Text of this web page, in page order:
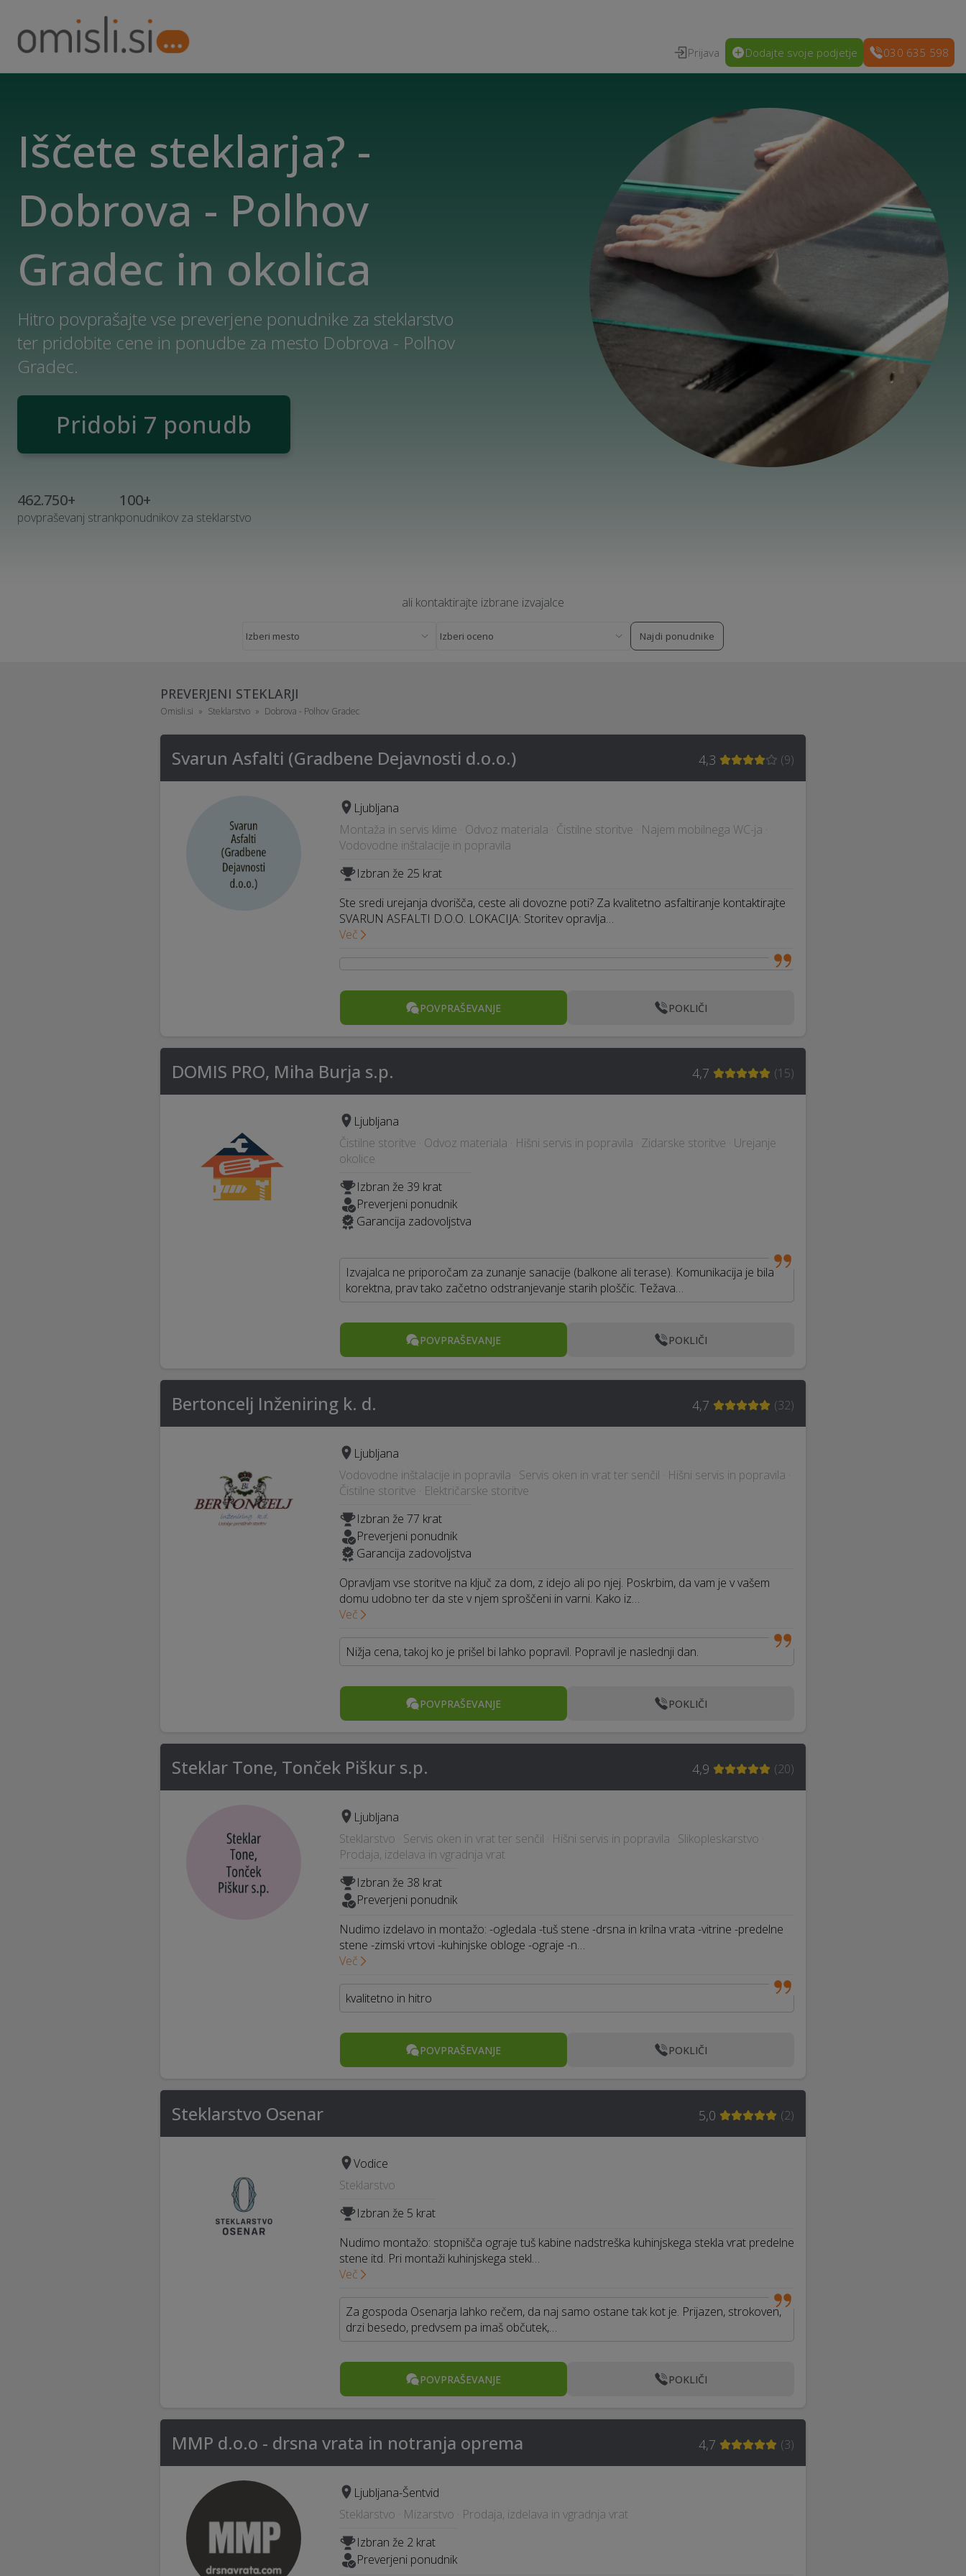
Prijava Dodajte svoje podjetje 030 635 598
Iščete steklarja? -
Dobrova - Polhov
Gradec in okolica
Hitro povprašajte vse preverjene ponudnike za steklarstvo
ter pridobite cene in ponudbe za mesto Dobrova - Polhov
Gradec.
Pridobi 7 ponudb
462.750+
povpraševanj strank
100+
ponudnikov za steklarstvo
ali kontaktirajte izbrane izvajalce
Najdi ponudnike
PREVERJENI STEKLARJI
Omisli.si Steklarstvo Dobrova - Polhov Gradec
Svarun Asfalti (Gradbene Dejavnosti d.o.o.) 4,3 (9)
Ljubljana
Montaža in servis klime · Odvoz materiala · Čistilne storitve · Najem mobilnega WC-ja ·
Vodovodne inštalacije in popravila
Izbran že 25 krat
Ste sredi urejanja dvorišča, ceste ali dovozne poti? Za kvalitetno asfaltiranje kontaktirajte
SVARUN ASFALTI D.O.O. LOKACIJA: Storitev opravlja…
Več
POVPRAŠEVANJE POKLIČI
DOMIS PRO, Miha Burja s.p. 4,7 (15)
Ljubljana
Čistilne storitve · Odvoz materiala · Hišni servis in popravila · Zidarske storitve · Urejanje
okolice
Izbran že 39 krat
Preverjeni ponudnik
Garancija zadovoljstva
Izvajalca ne priporočam za zunanje sanacije (balkone ali terase). Komunikacija je bila
korektna, prav tako začetno odstranjevanje starih ploščic. Težava…
POVPRAŠEVANJE POKLIČI
Bertoncelj Inženiring k. d. 4,7 (32)
Ljubljana
Vodovodne inštalacije in popravila · Servis oken in vrat ter senčil · Hišni servis in popravila ·
Čistilne storitve · Električarske storitve
Izbran že 77 krat
Preverjeni ponudnik
Garancija zadovoljstva
Opravljam vse storitve na ključ za dom, z idejo ali po njej. Poskrbim, da vam je v vašem
domu udobno ter da ste v njem sproščeni in varni. Kako iz…
Več
Nižja cena, takoj ko je prišel bi lahko popravil. Popravil je naslednji dan.
POVPRAŠEVANJE POKLIČI
Steklar Tone, Tonček Piškur s.p. 4,9 (20)
Ljubljana
Steklarstvo · Servis oken in vrat ter senčil · Hišni servis in popravila · Slikopleskarstvo ·
Prodaja, izdelava in vgradnja vrat
Izbran že 38 krat
Preverjeni ponudnik
Nudimo izdelavo in montažo: -ogledala -tuš stene -drsna in krilna vrata -vitrine -predelne
stene -zimski vrtovi -kuhinjske obloge -ograje -n…
Več
kvalitetno in hitro
POVPRAŠEVANJE POKLIČI
Steklarstvo Osenar 5,0 (2)
Vodice
Steklarstvo
Izbran že 5 krat
Nudimo montažo: stopnišča ograje tuš kabine nadstreška kuhinjskega stekla vrat predelne
stene itd. Pri montaži kuhinjskega stekl…
Več
Za gospoda Osenarja lahko rečem, da naj samo ostane tak kot je. Prijazen, strokoven,
drzi besedo, predvsem pa imaš občutek,…
POVPRAŠEVANJE POKLIČI
MMP d.o.o - drsna vrata in notranja oprema 4,7 (3)
Ljubljana-Šentvid
Steklarstvo · Mizarstvo · Prodaja, izdelava in vgradnja vrat
Izbran že 2 krat
Preverjeni ponudnik